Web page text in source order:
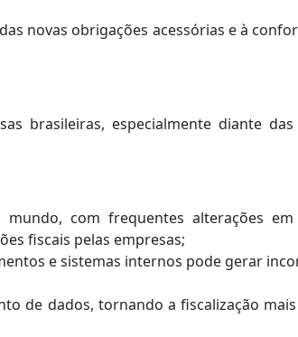
novas obrigações acessórias e à
brasileiras, especialmente diante
com frequentes alterações
fiscais pelas empresas;
e sistemas internos pode gerar
de dados, tornando a fiscalização